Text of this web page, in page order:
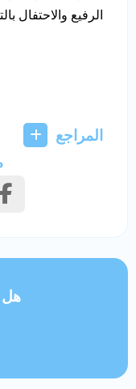
الرفيع والاحتفال
المراجع
هل